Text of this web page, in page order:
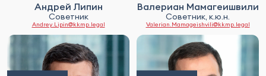
Андрей Липин
Советник
Andrey.Lipin@kkmp.legal
Валериан Мамагеишвили
Советник, к.ю.н.
Valerian.Mamageishvili@kkmp.legal